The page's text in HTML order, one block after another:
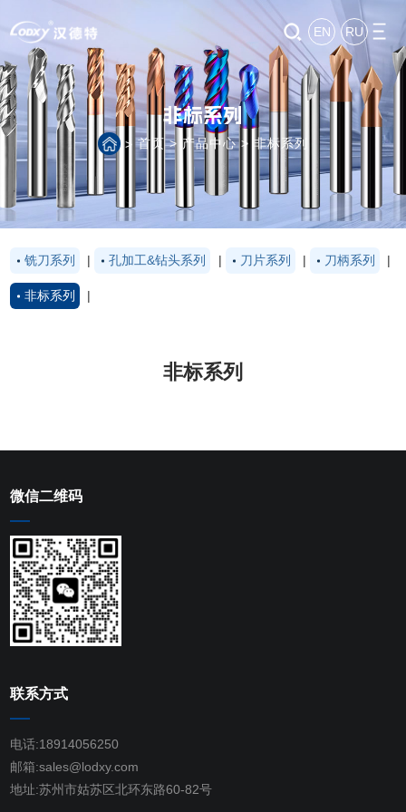
EN RU
非标系列
> 首页> 产品中心> 非标系列
铣刀系列 | 孔加工&钻头系列 | 刀片系列 | 刀柄系列 |
非标系列 |
非标系列
微信二维码
联系方式
电话:18914056250
邮箱:sales@lodxy.com
地址:苏州市姑苏区北环东路60-82号